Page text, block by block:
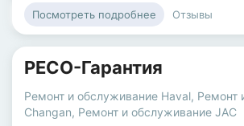
Посмотреть подробнее Отзывы
РЕСО-Гарантия
Ремонт и обслуживание Haval, Ремонт
Changan, Ремонт и обслуживание JAC